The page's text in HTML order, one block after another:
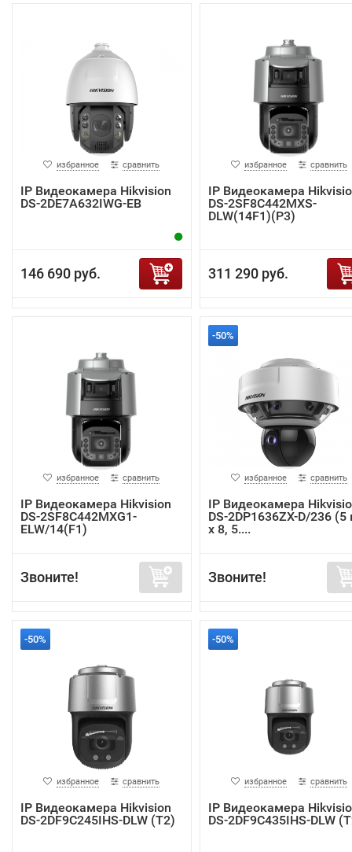
избранное сравнить
IP Видеокамера Hikvision
DS-2DE7A632IWG-EB
146 690 руб.
избранное сравнить
IP Видеокамера
DS-2SF8C442MXS-
DLW(14F1)(P3)
311 290 руб.
избранное сравнить
IP Видеокамера Hikvision
DS-2SF8C442MXG1-
ELW/14(F1)
Звоните!
-50%
избранное сравнить
IP Видеокамера
DS-2DP1636ZX-D/236
x 8, 5....
Звоните!
-50%
избранное сравнить
IP Видеокамера Hikvision
DS-2DF9C245IHS-DLW (T2)
-50%
избранное сравнить
IP Видеокамера
DS-2DF9C435IHS-DLW